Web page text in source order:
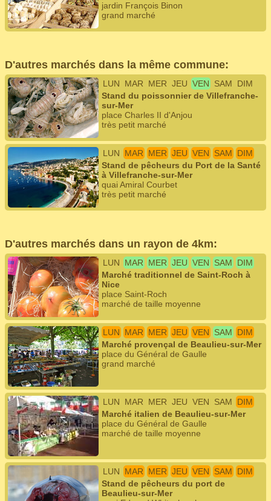
jardin François Binon
grand marché
D'autres marchés dans la même commune:
LUN MAR MER JEU VEN SAM
DIM
Stand du poissonnier de Villefranche-
sur-Mer
place Charles II d'Anjou
très petit marché
LUN MAR MER JEU VEN SAM
DIM
Stand de pêcheurs du Port de la Santé
à Villefranche-sur-Mer
quai Amiral Courbet
très petit marché
D'autres marchés dans un rayon de 4km:
LUN MAR MER JEU VEN SAM
DIM
Marché traditionnel de Saint-Roch à
Nice
place Saint-Roch
marché de taille moyenne
LUN MAR MER JEU VEN SAM
DIM
Marché provençal de Beaulieu-sur-Mer
place du Général de Gaulle
grand marché
LUN MAR MER JEU VEN SAM
DIM
Marché italien de Beaulieu-sur-Mer
place du Général de Gaulle
marché de taille moyenne
LUN MAR MER JEU VEN SAM
DIM
Stand de pêcheurs du port de
Beaulieu-sur-Mer